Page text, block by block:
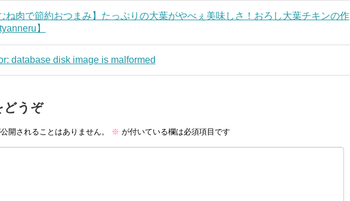
肉で節約おつまみ】たっぷりの大葉がやべぇ美味しさ！おろし大葉チキンの作
】
database disk image is malformed
どうぞ
開されることはありません。 ※ が付いている欄は必須項目です